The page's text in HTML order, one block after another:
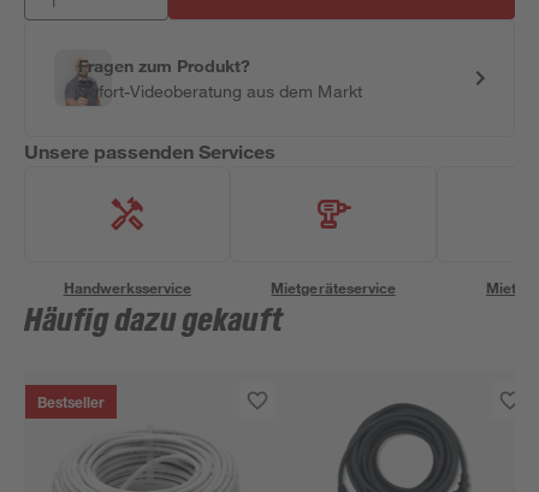
Fragen zum Produkt?
Sofort-Videoberatung aus dem Markt
Unsere passenden Services
Handwerksservice Mietgeräteservice
Häufig dazu gekauft
Bestseller